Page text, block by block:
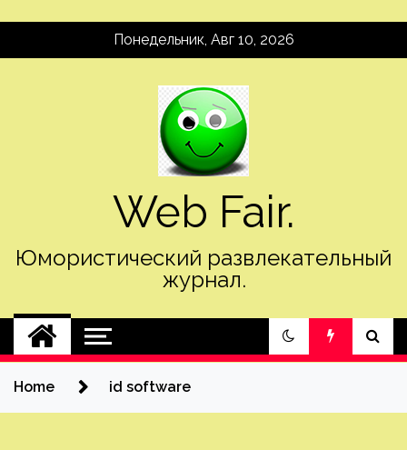
Понедельник, Авг 10, 2026
Web Fair.
Юмористический развлекательный
журнал.
Home id software